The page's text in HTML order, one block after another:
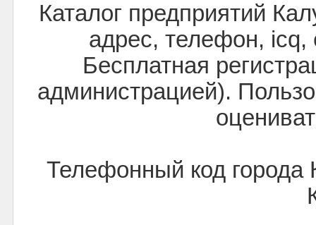
Каталог предприятий
адрес, телефон,
Бесплатная
администрацией).
Телефонный код города